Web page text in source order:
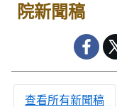
院新聞稿
查看所有新聞稿